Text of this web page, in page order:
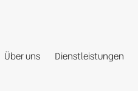
Über uns Dienstleistungen